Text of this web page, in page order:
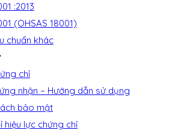
:2013
(OHSAS 18001)
chuẩn khác
chỉ
nhận – Hướng dẫn sử dụng
bảo mật
hiệu lực chứng chỉ